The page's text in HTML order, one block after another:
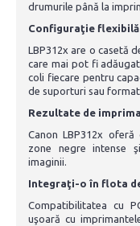
drumurile până la
Configuraţie flexibilă
LBP312x are o casetă
care mai pot fi
coli fiecare pentru
de suporturi sau
Rezultate de
Canon LBP312x
zone negre intense
imaginii.
Integraţi-o în flota
Compatibilitatea cu
uşoară cu